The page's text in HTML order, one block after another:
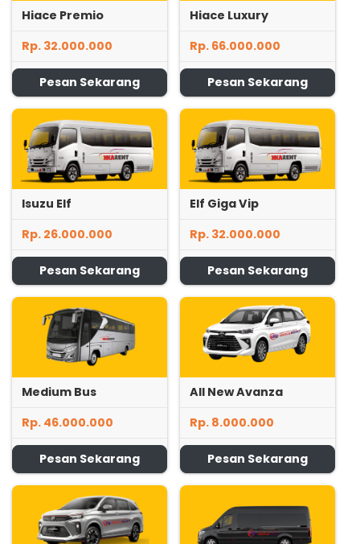
Hiace Premio
Rp. 32.000.000
Pesan Sekarang
Hiace Luxury
Rp. 66.000.000
Pesan Sekarang
Isuzu Elf
Rp. 26.000.000
Pesan Sekarang
Elf Giga Vip
Rp. 32.000.000
Pesan Sekarang
Medium Bus
Rp. 46.000.000
Pesan Sekarang
All New Avanza
Rp. 8.000.000
Pesan Sekarang